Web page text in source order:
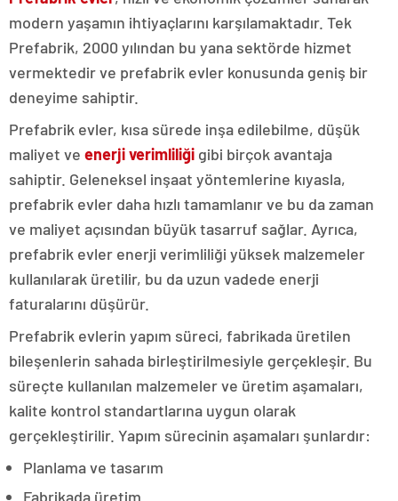
modern yaşamın ihtiyaçlarını karşılamaktadır. Tek
Prefabrik, 2000 yılından bu yana sektörde hizmet
vermektedir ve prefabrik evler konusunda geniş bir
deneyime sahiptir.
Prefabrik evler, kısa sürede inşa edilebilme, düşük
maliyet ve enerji verimliliği gibi birçok avantaja
sahiptir. Geleneksel inşaat yöntemlerine kıyasla,
prefabrik evler daha hızlı tamamlanır ve bu da zaman
ve maliyet açısından büyük tasarruf sağlar. Ayrıca,
prefabrik evler enerji verimliliği yüksek malzemeler
kullanılarak üretilir, bu da uzun vadede enerji
faturalarını düşürür.
Prefabrik evlerin yapım süreci, fabrikada üretilen
bileşenlerin sahada birleştirilmesiyle gerçekleşir. Bu
süreçte kullanılan malzemeler ve üretim aşamaları,
kalite kontrol standartlarına uygun olarak
gerçekleştirilir. Yapım sürecinin aşamaları şunlardır:
Planlama ve tasarım
Fabrikada üretim